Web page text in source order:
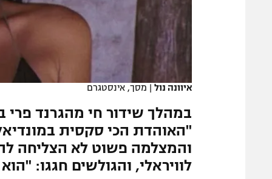
הצטרפות לחבילת הערוצים
לוח דרושים – ג'ובנט
איוונה נול | מסך, אינסטגרם
במהלך שידור חי מהגרנד פרי
"האוהדת הכי סקסית
והמצלמה פשוט לא הצליחה
לוויראלי, והגולשים חגגו: